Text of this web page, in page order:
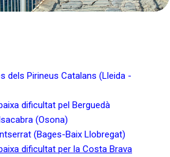
dels Pirineus Catalans (Lleida -
dificultat pel Berguedà
(Osona)
(Bages-Baix Llobregat)
dificultat per la Costa Brava